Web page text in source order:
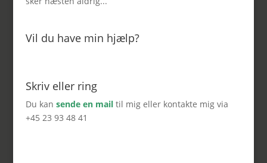
Vil du have min hjælp?
Skriv eller ring
Du kan sende en mail til mig eller kontakte mig via
+45 23 93 48 41